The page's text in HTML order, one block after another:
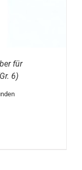
für
6)